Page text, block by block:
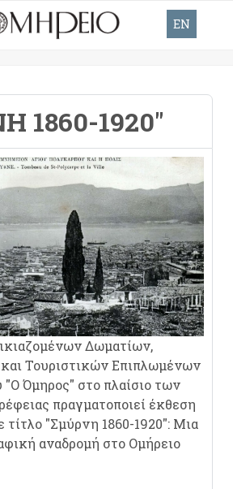
EN
1860-1920"
Δωματίων,
Τουριστικών Επιπλωμένων
"Ο Όμηρος" στο πλαίσιο των
πραγματοποιεί έκθεση
"Σμύρνη 1860-1920": Μια
αναδρομή στο Ομήρειο